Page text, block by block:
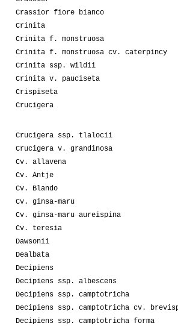
Crassior fiore bianco
Crinita
Crinita f. monstruosa
Crinita f. monstruosa cv. caterpincy
Crinita ssp. wildii
Crinita v. pauciseta
Crispiseta
Crucigera
Crucigera ssp. tlalocii
Crucigera v. grandinosa
Cv. allavena
Cv. Antje
Cv. Blando
Cv. ginsa-maru
Cv. ginsa-maru aureispina
Cv. teresia
Dawsonii
Dealbata
Decipiens
Decipiens ssp. albescens
Decipiens ssp. camptotricha
Decipiens ssp. camptotricha cv.
Decipiens ssp. camptotricha forma